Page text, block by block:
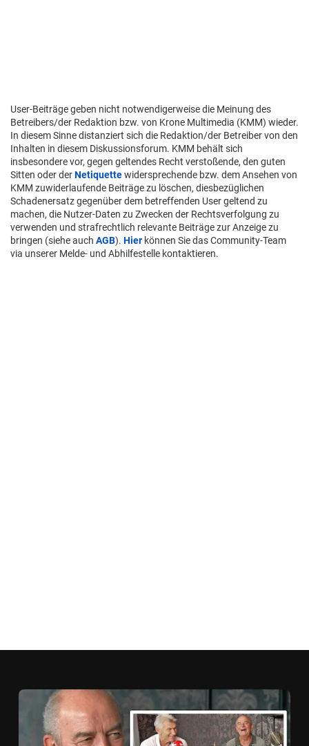
User-Beiträge geben nicht notwendigerweise die Meinung des
Betreibers/der Redaktion bzw. von Krone Multimedia (KMM) wieder.
In diesem Sinne distanziert sich die Redaktion/der Betreiber von den
Inhalten in diesem Diskussionsforum. KMM behält sich
insbesondere vor, gegen geltendes Recht verstoßende, den guten
Sitten oder derNetiquettewidersprechende bzw. dem Ansehen von
KMM zuwiderlaufende Beiträge zu löschen, diesbezüglichen
Schadenersatz gegenüber dem betreffenden User geltend zu
machen, die Nutzer-Daten zu Zwecken der Rechtsverfolgung zu
verwenden und strafrechtlich relevante Beiträge zur Anzeige zu
bringen (siehe auch AGB). Hier können Sie das Community-Team
via unserer Melde- und Abhilfestelle kontaktieren.